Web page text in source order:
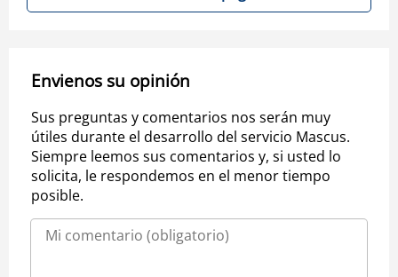
Envienos su opinión
Sus preguntas y comentarios nos serán muy
útiles durante el desarrollo del servicio Mascus.
Siempre leemos sus comentarios y, si usted lo
solicita, le respondemos en el menor tiempo
posible.